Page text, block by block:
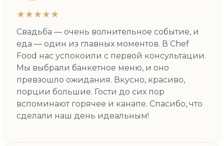
★★★★★
Свадьба — очень волнительное событие, и
еда — один из главных моментов. В Chef
Food нас успокоили с первой консультации.
Мы выбрали банкетное меню, и оно
превзошло ожидания. Вкусно, красиво,
порции большие. Гости до сих пор
вспоминают горячее и канапе. Спасибо, что
сделали наш день идеальным!